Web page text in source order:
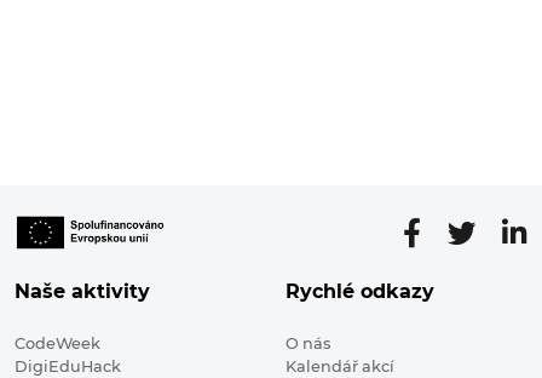
Naše aktivity
CodeWeek
DigiEduHack
Rychlé odkazy
O nás
Kalendář akcí